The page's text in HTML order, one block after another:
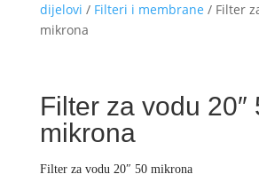
dijelovi / Filteri i membrane / Filter
mikrona
Filter za vodu 20″
mikrona
Filter za vodu 20″ 50 mikrona